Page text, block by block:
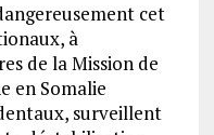
cet
à
de la Mission de
en Somalie
surveillent